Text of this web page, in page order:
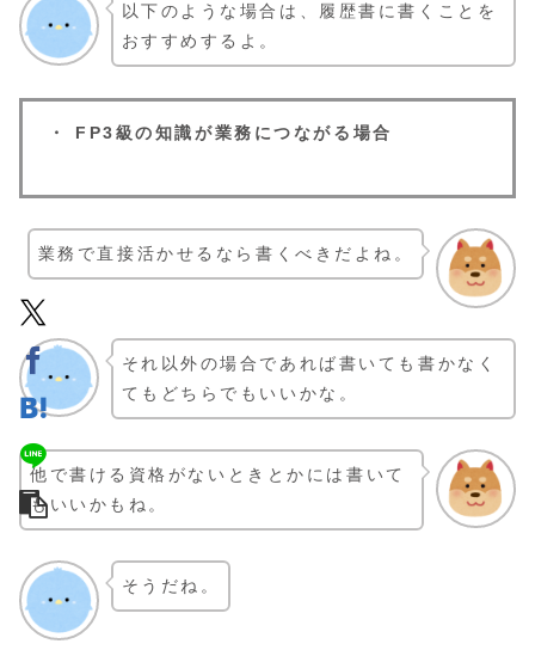
以下のような場合は、履歴書に書くことを
おすすめするよ。
・ FP3級の知識が業務につながる場合
業務で直接活かせるなら書くべきだよね。
それ以外の場合であれば書いても書かなく
てもどちらでもいいかな。
他で書ける資格がないときとかには書いて
もいいかもね。
そうだね。